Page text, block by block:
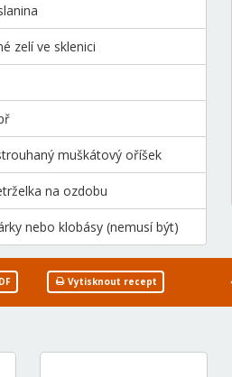
zelí ve sklenici
muškátový oříšek
na ozdobu
nebo klobásy (nemusí být)
Vytisknout recept